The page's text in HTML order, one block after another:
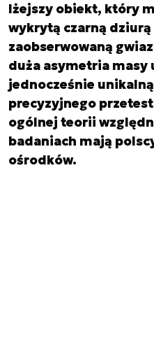
lżejszy obiekt, który
wykrytą czarną dziurą
zaobserwowaną
duża asymetria masy
jednocześnie
precyzyjnego
ogólnej teorii
badaniach mają
ośrodków.